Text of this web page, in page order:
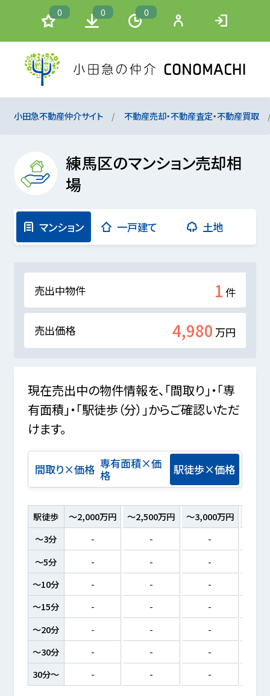
0 0 0
小田急不動産仲介サイト 不動産売却・不動産査定・不動産買取
練馬区のマンション売却相
場
マンション 一戸建て 土地
売出中物件 1 件
売出価格 4,980 万円
現在売出中の物件情報を、「間取り」・「専
有面積」・「駅徒歩（分）」からご確認いただ
けます。
間取り×価格 専有面積×価
格
駅徒歩×価格
駅徒歩
～3分
～5分
～10分
～15分
～20分
～30分
30分～
～2,000万円
-
-
-
-
-
-
-
～2,500万円
-
-
-
-
-
-
-
～3,000万円
-
-
-
-
-
-
-